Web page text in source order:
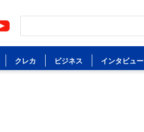
クレカ ビジネス インタビュー